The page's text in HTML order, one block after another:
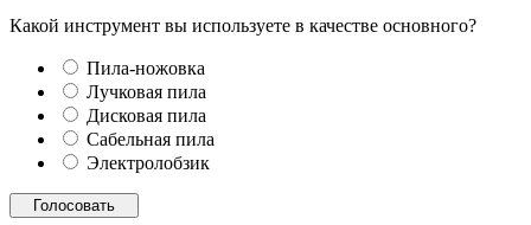
Какой инструмент вы используете в качестве основного?
Пила-ножовка
Лучковая пила
Дисковая пила
Сабельная пила
Электролобзик